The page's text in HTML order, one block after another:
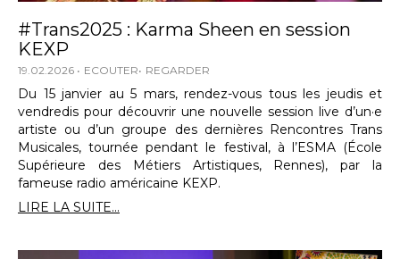
#Trans2025 : Karma Sheen en session
KEXP
19.02.2026 ECOUTER REGARDER
Du 15 janvier au 5 mars, rendez-vous tous les jeudis et
vendredis pour découvrir une nouvelle session live d’un·e
artiste ou d’un groupe des dernières Rencontres Trans
Musicales, tournée pendant le festival, à l’ESMA (École
Supérieure des Métiers Artistiques, Rennes), par la
fameuse radio américaine KEXP.
LIRE LA SUITE...